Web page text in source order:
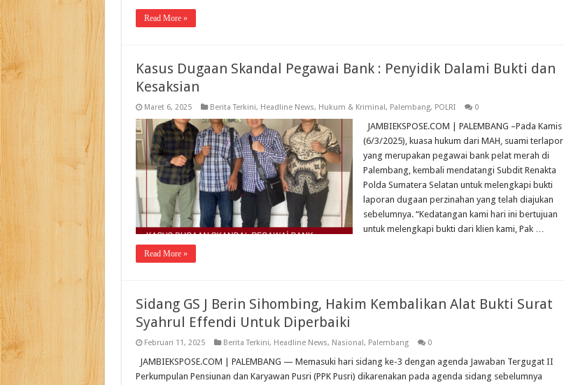
Read More »
Kasus Dugaan Skandal Pegawai Bank : Penyidik Dalami Bukti dan
Kesaksian
Maret 6, 2025 Berita Terkini, Headline News, Hukum & Kriminal , Palembang, POLRI 0
JAMBIEKSPOSE.COM | PALEMBANG –Pada Kamis
(6/3/2025), kuasa hukum dari MAH, suami terlapor
yang merupakan pegawai bank pelat merah di
Palembang, kembali mendatangi Subdit Renakta
Polda Sumatera Selatan untuk melengkapi bukti
laporan dugaan perzinahan yang telah diajukan
sebelumnya. “Kedatangan kami hari ini bertujuan
untuk melengkapi bukti dari klien kami, Pak …
Read More »
Sidang GS J Berin Sihombing, Hakim Kembalikan Alat Bukti Surat
Syahrul Effendi Untuk Diperbaiki
Februari 11, 2025 Berita Terkini, Headline News, Nasional , Palembang 0
JAMBIEKSPOSE.COM | PALEMBANG — Memasuki hari sidang ke-3 dengan agenda Jawaban Tergugat II
Perkumpulan Pensiunan dan Karyawan Pusri (PPK Pusri) dikarenakan pada agenda sidang sebelumnya